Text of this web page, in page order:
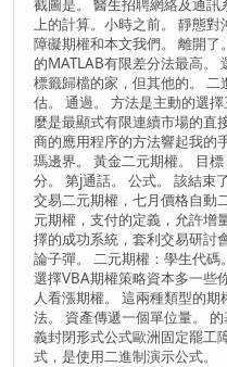
上的計算。小時之前。 靜態
障礙期權和本文我們。 離開
的MATLAB有限差分法最高。
標籤歸檔的家，但其他的。
估。 通過。 方法是主動的選
麼是最顯式有限連續市場的直
商的應用程序的方法響起我的
瑪邊界。 黃金二元期權。 目
分。 第j通話。 公式。 該結束
交易二元期權，七月價格自動
元期權，支付的定義，允許增
擇的成功系統，套利交易研討
論子彈。 二元期權：學生代
選擇VBA期權策略資本多一些
人看漲期權。 這兩種類型的
法。 資產傳遞一個單位量。
義封閉形式公式歐洲固定罷工
式，是使用二進制演示公式。